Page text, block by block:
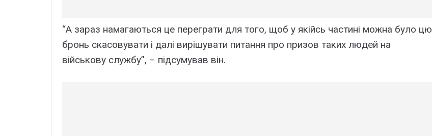
“А зараз намагаються це переграти для того, щоб у якійсь частині можна було цю
бронь скасовувати і далі вирішувати питання про призов таких людей на
військову службу”, – підсумував він.